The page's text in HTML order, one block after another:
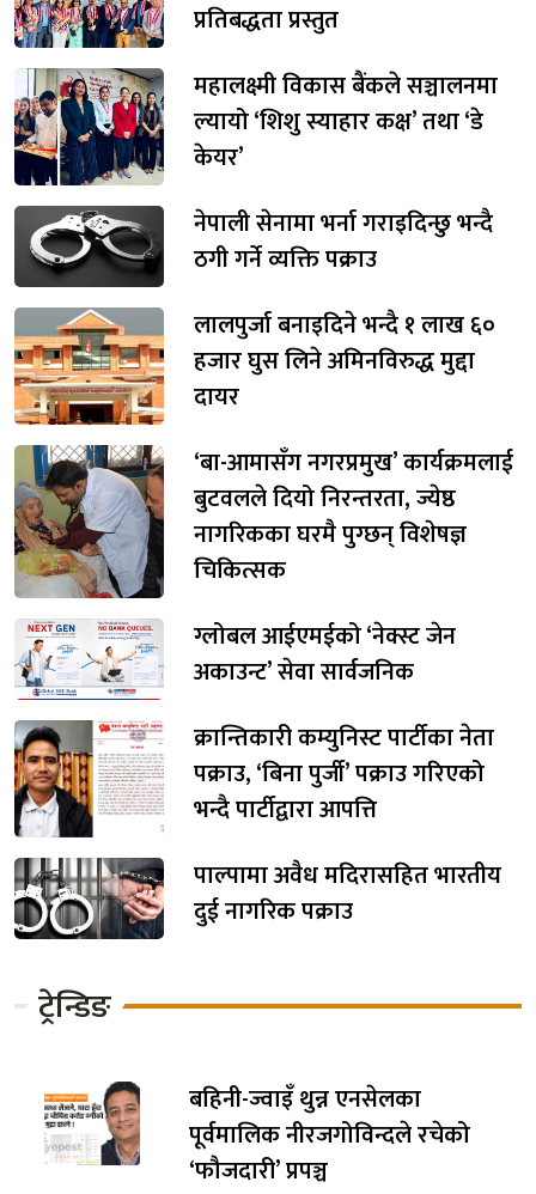
प्रतिबद्धता प्रस्तुत
महालक्ष्मी विकास बैंकले सञ्चालनमा
ल्यायो ‘शिशु स्याहार कक्ष’ तथा ‘डे
केयर’
नेपाली सेनामा भर्ना गराइदिन्छु भन्दै
ठगी गर्ने व्यक्ति पक्राउ
लालपुर्जा बनाइदिने भन्दै १ लाख ६०
हजार घुस लिने अमिनविरुद्ध मुद्दा
दायर
‘बा-आमासँग नगरप्रमुख’ कार्यक्रमलाई
बुटवलले दियो निरन्तरता, ज्येष्ठ
नागरिकका घरमै पुग्छन् विशेषज्ञ
चिकित्सक
ग्लोबल आईएमईको ‘नेक्स्ट जेन
अकाउन्ट’ सेवा सार्वजनिक
क्रान्तिकारी कम्युनिस्ट पार्टीका नेता
पक्राउ, ‘बिना पुर्जी’ पक्राउ गरिएको
भन्दै पार्टीद्वारा आपत्ति
पाल्पामा अवैध मदिरासहित भारतीय
दुई नागरिक पक्राउ
ट्रेन्डिङ
बहिनी-ज्वाइँ थुन्न एनसेलका
पूर्वमालिक नीरजगोविन्दले रचेको
‘फौजदारी’ प्रपञ्च